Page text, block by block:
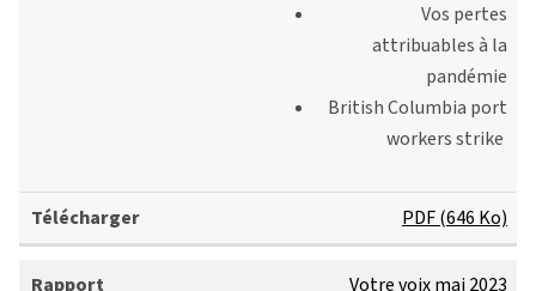
Vos pertes
attribuables à la
pandémie
British Columbia port
workers strike
PDF (646 Ko)
Votre voix mai 2023